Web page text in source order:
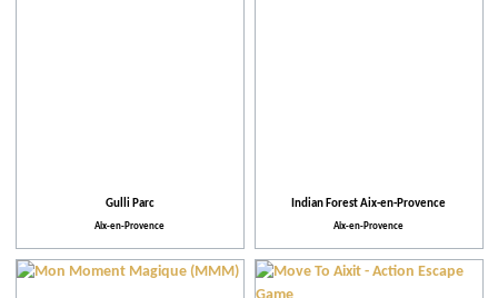
Gulli Parc
Aix-en-Provence
Indian Forest Aix-en-Provence
Aix-en-Provence